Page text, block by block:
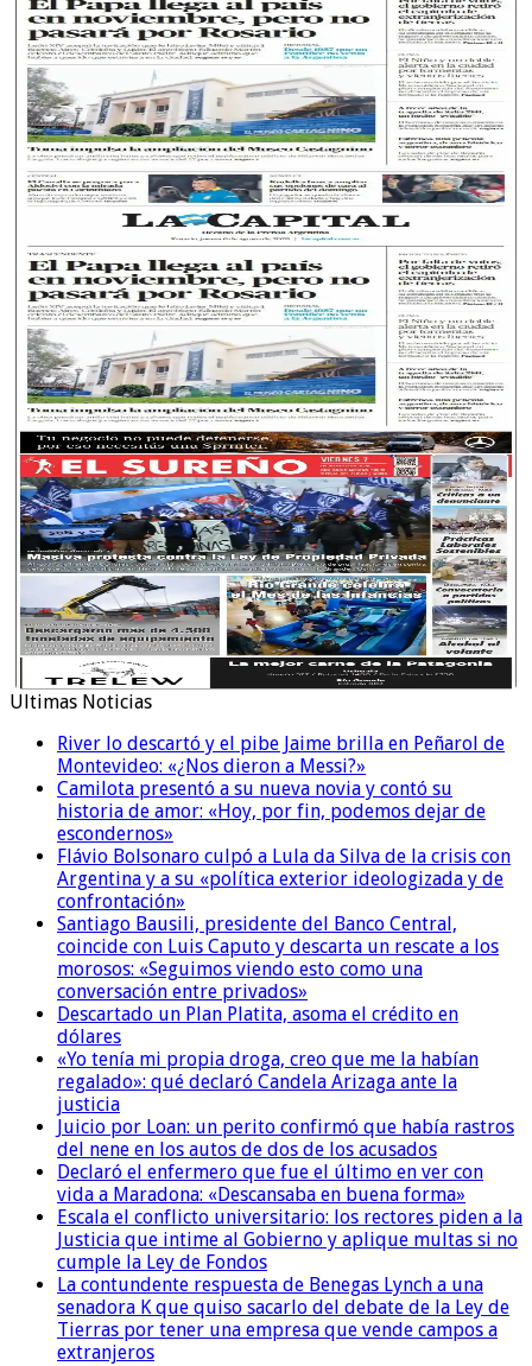
Ultimas Noticias
River lo descartó y el pibe Jaime brilla en Peñarol de
Montevideo: «¿Nos dieron a Messi?»
Camilota presentó a su nueva novia y contó su
historia de amor: «Hoy, por fin, podemos dejar de
escondernos»
Flávio Bolsonaro culpó a Lula da Silva de la crisis con
Argentina y a su «política exterior ideologizada y de
confrontación»
Santiago Bausili, presidente del Banco Central,
coincide con Luis Caputo y descarta un rescate a los
morosos: «Seguimos viendo esto como una
conversación entre privados»
Descartado un Plan Platita, asoma el crédito en
dólares
«Yo tenía mi propia droga, creo que me la habían
regalado»: qué declaró Candela Arizaga ante la
justicia
Juicio por Loan: un perito confirmó que había rastros
del nene en los autos de dos de los acusados
Declaró el enfermero que fue el último en ver con
vida a Maradona: «Descansaba en buena forma»
Escala el conflicto universitario: los rectores piden a la
Justicia que intime al Gobierno y aplique multas si no
cumple la Ley de Fondos
La contundente respuesta de Benegas Lynch a una
senadora K que quiso sacarlo del debate de la Ley de
Tierras por tener una empresa que vende campos a
extranjeros